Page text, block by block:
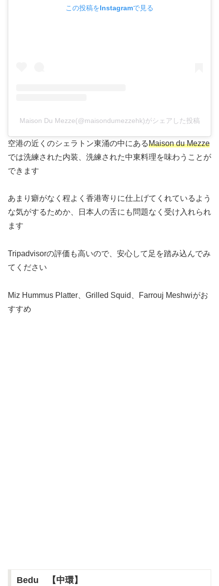
この投稿をInstagramで見る
Maison Du Mezze(@maisondumezzehk)がシェアした投稿
空港の近くのシェラトン東涌の中にあるMaison du Mezze
では洗練された内装、洗練された中東料理を味わうことが
できます
あまり癖がなく程よく香港寄りに仕上げてくれているよう
な気がするためか、日本人の舌にも問題なく受け入れられ
ます
Tripadvisorの評価も高いので、安心して足を踏み込んでみ
てください
Miz Hummus Platter、Grilled Squid、Farrouj Meshwiがお
すすめ
Bedu 【中環】